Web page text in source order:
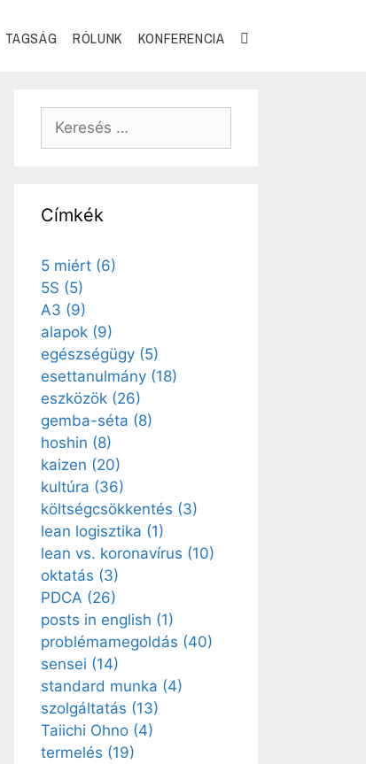
TAGSÁG RÓLUNK KONFERENCIA
Címkék
5 miért (6)
5S (5)
A3 (9)
alapok (9)
egészségügy (5)
esettanulmány (18)
eszközök (26)
gemba-séta (8)
hoshin (8)
kaizen (20)
kultúra (36)
költségcsökkentés (3)
lean logisztika (1)
lean vs. koronavírus (10)
oktatás (3)
PDCA (26)
posts in english (1)
problémamegoldás (40)
sensei (14)
standard munka (4)
szolgáltatás (13)
Taiichi Ohno (4)
termelés (19)